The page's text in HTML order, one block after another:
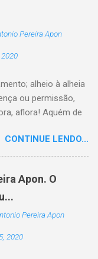
Pereira Apon
alheio à alheia
ou permissão,
aflora! Aquém de
Antonio Pereira
na vida , a
verso,
Sobre uma
quinzena. Acima, a
edição dessa
CONTINUE LENDO...
Apon. O
Pereira Apon
2020